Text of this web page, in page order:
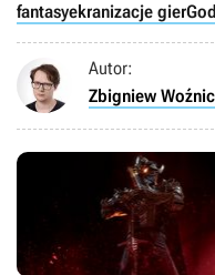
fantasyekranizacje gier
Autor:
Zbigniew